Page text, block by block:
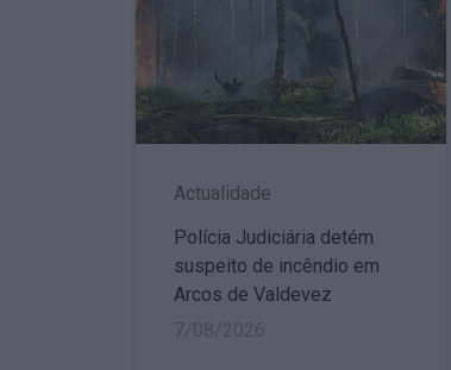
Actualidade
Polícia Judiciária detém
suspeito de incêndio em
Arcos de Valdevez